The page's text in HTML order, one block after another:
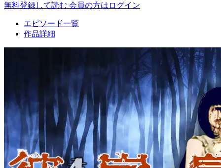
無料登録して読む 会員の方はログイン
エピソード一覧
作品詳細